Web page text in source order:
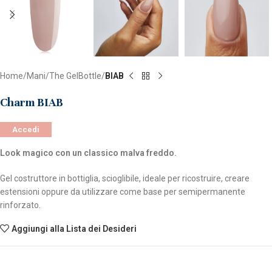
Home Mani The GelBottle BIAB
Charm BIAB
Accedi
Look magico con un classico malva freddo.
Gel costruttore in bottiglia, scioglibile, ideale per ricostruire, creare
estensioni oppure da utilizzare come base per semipermanente
rinforzato.
Aggiungi alla Lista dei Desideri